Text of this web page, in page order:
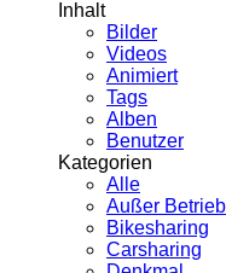
Inhalt
Bilder
Videos
Animiert
Tags
Alben
Benutzer
Kategorien
Alle
Außer
Bikesharing
Carsharing